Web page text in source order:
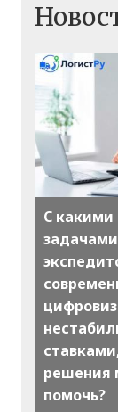
С какими
решения
помочь?